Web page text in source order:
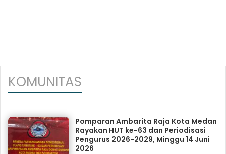
KOMUNITAS
Pomparan Ambarita Raja Kota Medan
Rayakan HUT ke-63 dan Periodisasi
Pengurus 2026-2029, Minggu 14 Juni
2026